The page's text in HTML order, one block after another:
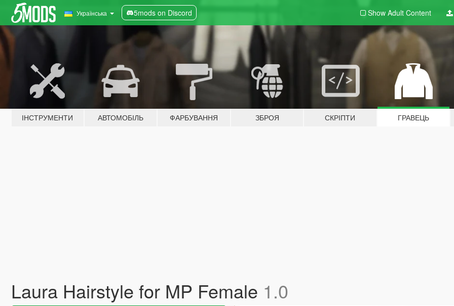
Українська 5mods on Discord Show Adult Content
ІНСТРУМЕНТИ АВТОМОБІЛЬ ФАРБУВАННЯ ЗБРОЯ СКРІПТИ ГРАВЕЦЬ
Laura Hairstyle for MP Female 1.0